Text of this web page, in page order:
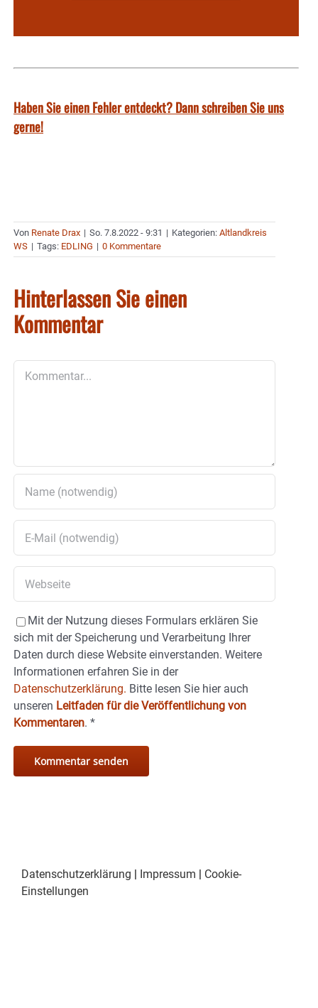
Haben Sie einen Fehler entdeckt? Dann schreiben Sie uns
gerne!
Von Renate Drax | So. 7.8.2022 - 9:31 | Kategorien: Altlandkreis
WS | Tags: EDLING | 0 Kommentare
Hinterlassen Sie einen
Kommentar
Mit der Nutzung dieses Formulars erklären Sie
sich mit der Speicherung und Verarbeitung Ihrer
Daten durch diese Website einverstanden. Weitere
Informationen erfahren Sie in der
Datenschutzerklärung. Bitte lesen Sie hier auch
unseren Leitfaden für die Veröffentlichung von
Kommentaren. *
Datenschutzerklärung Impressum
Cookie-
Einstellungen